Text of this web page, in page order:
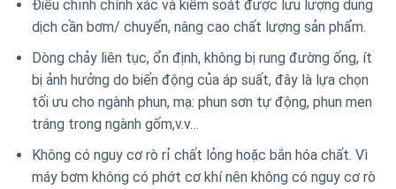
Điều chỉnh chính xác và kiểm soát được lưu lượng dung
dịch cần bơm/ chuyển, nâng cao chất lượng sản phẩm.
Dòng chảy liên tục, ổn định, không bị rung đường ống, ít
bị ảnh hưởng do biến động của áp suất, đây là lựa chọn
tối ưu cho ngành phun, mạ: phun sơn tự động, phun men
tráng trong ngành gốm,v.v…
Không có nguy cơ rò rỉ chất lỏng hoặc bắn hóa chất. Vì
máy bơm không có phớt cơ khí nên không có nguy cơ rò